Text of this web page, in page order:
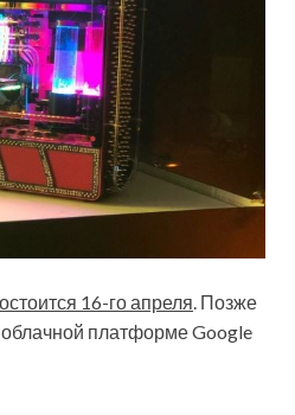
16-го апреля. Позже
облачной платформе Google